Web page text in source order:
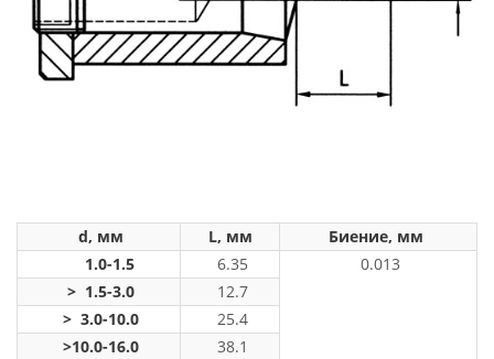
d, мм L, мм
Биение, мм
1.0-1.5
6.35
0.013
> 1.5-3.0
12.7
> 3.0-10.0
25.4
>10.0-16.0
38.1